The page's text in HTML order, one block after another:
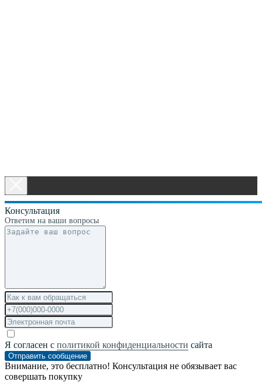
Консультация
Ответим на ваши вопросы
Я согласен с политикой конфиденциальности сайта
Отправить сообщение
Внимание, это бесплатно! Консультация не обязывает вас
совершать покупку